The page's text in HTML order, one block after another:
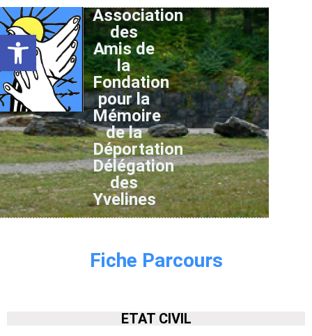
Ouvrir la barre d’outils
Association
des
Amis de
la
Fondation
pour la
Mémoire
de la
Déportation
Délégation
des
Yvelines
Fiche Parcours
ETAT CIVIL